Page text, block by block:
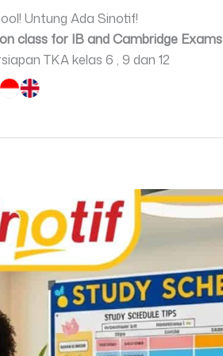
Untung Ada Sinotif!
class for IB and Cambridge Exams
TKA kelas 6 , 9 dan 12